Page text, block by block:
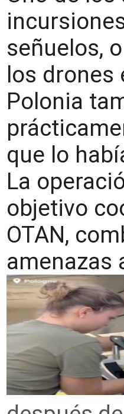
señuelos,
los drones
Polonia
que lo
La
objetivo
OTAN,
amenazas